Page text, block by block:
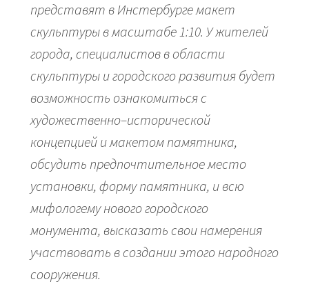
представят в Инстербурге макет
скульптуры в масштабе 1:10. У жителей
города, специалистов в области
скульптуры и городского развития будет
возможность ознакомиться с
художественно–исторической
концепцией и макетом памятника,
обсудить предпочтительное место
установки, форму памятника, и всю
мифологему нового городского
монумента, высказать свои намерения
участвовать в создании этого народного
сооружения.